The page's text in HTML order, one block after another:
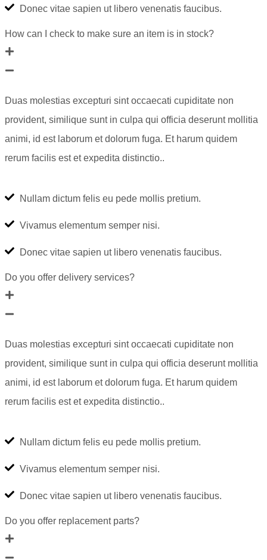
Donec vitae sapien ut libero venenatis faucibus.
How can I check to make sure an item is in stock?
Duas molestias excepturi sint occaecati cupiditate non
provident, similique sunt in culpa qui officia deserunt mollitia
animi, id est laborum et dolorum fuga. Et harum quidem
rerum facilis est et expedita distinctio..
Nullam dictum felis eu pede mollis pretium.
Vivamus elementum semper nisi.
Donec vitae sapien ut libero venenatis faucibus.
Do you offer delivery services?
Duas molestias excepturi sint occaecati cupiditate non
provident, similique sunt in culpa qui officia deserunt mollitia
animi, id est laborum et dolorum fuga. Et harum quidem
rerum facilis est et expedita distinctio..
Nullam dictum felis eu pede mollis pretium.
Vivamus elementum semper nisi.
Donec vitae sapien ut libero venenatis faucibus.
Do you offer replacement parts?